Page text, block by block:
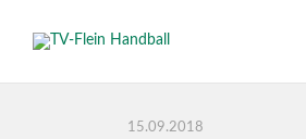
15.09.2018